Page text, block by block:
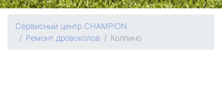
Сервисный центр CHAMPION
Ремонт дровоколов
Колпино